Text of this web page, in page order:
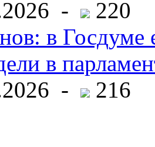
-
220
в Госдуме
в
-
216